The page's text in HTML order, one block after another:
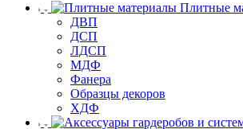
Плитные
ДВП
ДСП
ЛДСП
МДФ
Фанера
Образцы декоров
ХДФ